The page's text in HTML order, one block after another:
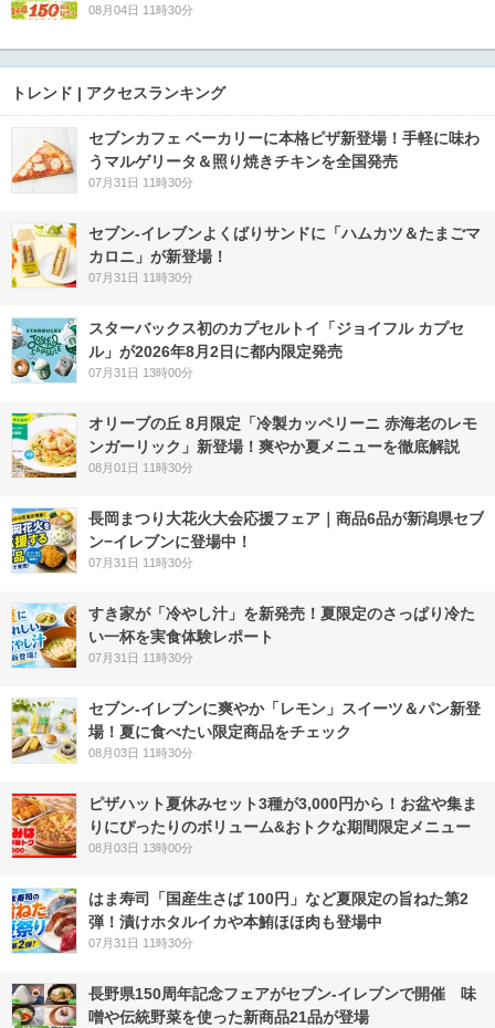
08月04日 11時30分
トレンド | アクセスランキング
セブンカフェ ベーカリーに本格ピザ新登場！手軽に味わ
うマルゲリータ＆照り焼きチキンを全国発売
07月31日 11時30分
セブン‐イレブンよくばりサンドに「ハムカツ＆たまごマ
カロニ」が新登場！
07月31日 11時30分
スターバックス初のカプセルトイ「ジョイフル カプセ
ル」が2026年8月2日に都内限定発売
07月31日 13時00分
オリーブの丘 8月限定「冷製カッペリーニ 赤海老のレモ
ンガーリック」新登場！爽やか夏メニューを徹底解説
08月01日 11時30分
長岡まつり大花火大会応援フェア｜商品6品が新潟県セブ
ン−イレブンに登場中！
07月31日 11時30分
すき家が「冷やし汁」を新発売！夏限定のさっぱり冷た
い一杯を実食体験レポート
07月31日 11時30分
セブン‐イレブンに爽やか「レモン」スイーツ＆パン新登
場！夏に食べたい限定商品をチェック
08月03日 11時30分
ピザハット夏休みセット3種が3,000円から！お盆や集ま
りにぴったりのボリューム&おトクな期間限定メニュー
08月03日 13時00分
はま寿司「国産生さば 100円」など夏限定の旨ねた第2
弾！漬けホタルイカや本鮪ほほ肉も登場中
07月31日 11時30分
長野県150周年記念フェアがセブン-イレブンで開催 味
噌や伝統野菜を使った新商品21品が登場